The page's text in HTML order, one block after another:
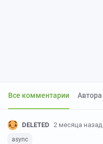
Все комментарии Автора
DELETED 2 месяца назад
async